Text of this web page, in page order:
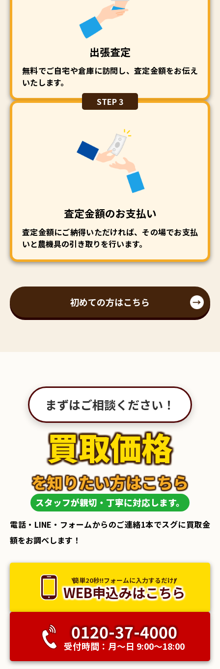
出張査定
無料でご自宅や倉庫に訪問し、査定金額をお伝え
いたします。
STEP 3
査定金額のお支払い
査定金額にご納得いただければ、その場でお支払
いと農機具の引き取りを行います。
初めての方はこちら
まずはご相談ください！
買取価格
スタッフが親切・丁寧に対応します。
を知りたい方はこちら
電話・LINE・フォームからのご連絡1本でスグに買取金
額をお調べします！
簡単20秒!!フォームに入力するだけ!
WEB申込みはこちら
0120-37-4000
受付時間：月〜日 9:00〜18:00